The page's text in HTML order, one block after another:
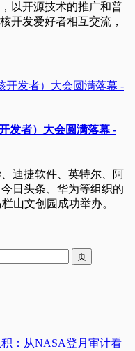
以开源技术的推广和普
开发爱好者相互交流，
发者）大会圆满落幕 -
迪捷软件、英特尔、阿
日头条、华为等组织的
山文创园成功举办。